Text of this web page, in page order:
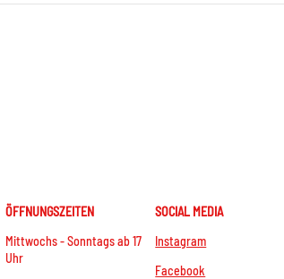
ÖFFNUNGSZEITEN
Mittwochs - Sonntags ab 17
Uhr
SOCIAL MEDIA
Instagram
Facebook